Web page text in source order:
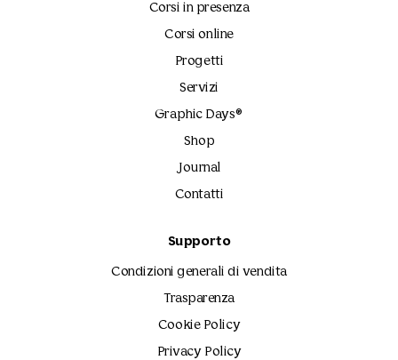
Corsi in presenza
Corsi online
Progetti
Servizi
Graphic Days®
Shop
Journal
Contatti
Supporto
Condizioni generali di vendita
Trasparenza
Cookie Policy
Privacy Policy